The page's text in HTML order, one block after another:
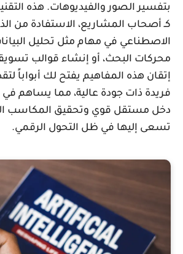
الصور والفيديوهات. هذه التقنيات
أصحاب المشاريع، الاستفادة من الذكاء
في مهام مثل تحليل
البحث، أو إنشاء قوالب تسويقية
هذه المفاهيم يفتح لك أبواباً
ذات جودة عالية، مما يساهم في
مستقل قوي وتحقيق المكاسب
إليها في ظل التحول الرقمي.